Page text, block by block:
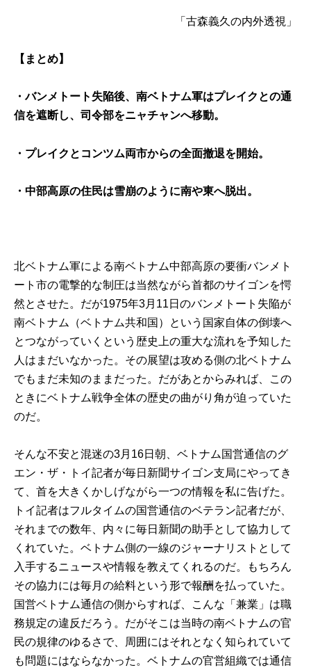
「古森義久の内外透視」
【まとめ】
・バンメトート失陥後、南ベトナム軍はプレイクとの通
信を遮断し、司令部をニャチャンへ移動。
・プレイクとコンツム両市からの全面撤退を開始。
・中部高原の住民は雪崩のように南や東へ脱出。
北ベトナム軍による南ベトナム中部高原の要衝バンメト
ート市の電撃的な制圧は当然ながら首都のサイゴンを愕
然とさせた。だが1975年3月11日のバンメトート失陥が
南ベトナム（ベトナム共和国）という国家自体の倒壊へ
とつながっていくという歴史上の重大な流れを予知した
人はまだいなかった。その展望は攻める側の北ベトナム
でもまだ未知のままだった。だがあとからみれば、この
ときにベトナム戦争全体の歴史の曲がり角が迫っていた
のだ。
そんな不安と混迷の3月16日朝、ベトナム国営通信のグ
エン・ザ・トイ記者が毎日新聞サイゴン支局にやってき
て、首を大きくかしげながら一つの情報を私に告げた。
トイ記者はフルタイムの国営通信のベテラン記者だが、
それまでの数年、内々に毎日新聞の助手として協力して
くれていた。ベトナム側の一線のジャーナリストとして
入手するニュースや情報を教えてくれるのだ。もちろん
その協力には毎月の給料という形で報酬を払っていた。
国営ベトナム通信の側からすれば、こんな「兼業」は職
務規定の違反だろう。だがそこは当時の南ベトナムの官
民の規律のゆるさで、周囲にはそれとなく知られていて
も問題にはならなかった。ベトナムの官営組織では通信